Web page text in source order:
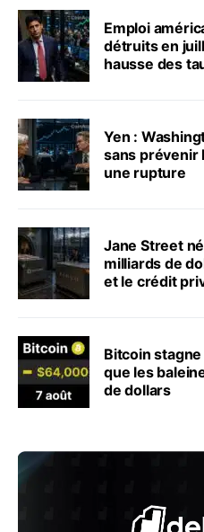
Emploi
détruits en
hausse des
Yen :
sans prévenir
une rupture
Jane Street
milliards de
et le crédit
Bitcoin
que les
de dollars